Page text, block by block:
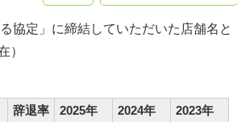
協定」に締結していただいた店舗名と
）
辞退率
2025年
2024年
2023年